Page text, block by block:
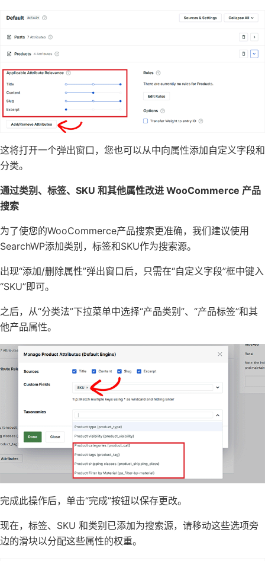
这将打开一个弹出窗口，您也可以从中向属性添加自定义字段和
分类。
通过类别、标签、SKU 和其他属性改进 WooCommerce 产品
搜索
为了使您的WooCommerce产品搜索更准确，我们建议使用
SearchWP添加类别，标签和SKU作为搜索源。
出现“添加/删除属性”弹出窗口后，只需在“自定义字段”框中键入
“SKU”即可。
之后，从“分类法”下拉菜单中选择“产品类别”、“产品标签”和其
他产品属性。
完成此操作后，单击“完成”按钮以保存更改。
现在，标签、SKU 和类别已添加为搜索源，请移动这些选项旁
边的滑块以分配这些属性的权重。